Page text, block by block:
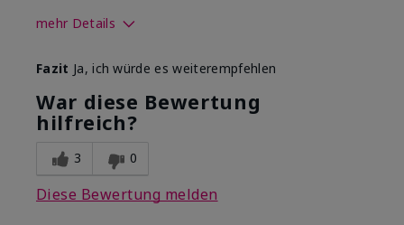
mehr Details
dieses Produkts?
5
Wie gefällt dir das Produkt im
Vergleich zu anderen von dir
Dekorativkosmetikmarken?
Fazit Ja, ich würde es weiterempfehlen
War diese Bewertung
hilfreich?
3 0
Diese Bewertung melden